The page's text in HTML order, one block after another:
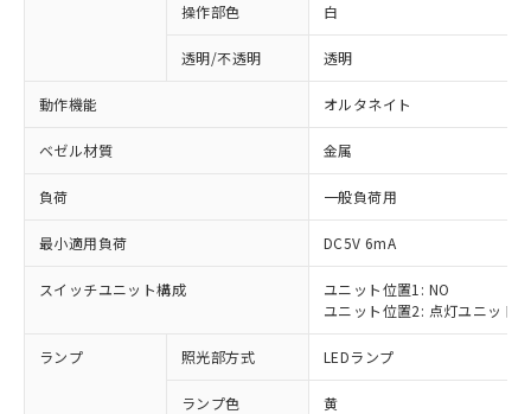
操作部色 白
透明/不透明 透明
動作機能 オルタネイト
ベゼル材質 金属
負荷 一般負荷用
最小適用負荷 DC5V 6mA
スイッチユニット構成
ユニット位置1: NO
ユニット位置2: 点灯ユニット
ランプ 照光部方式 LEDランプ
ランプ色 黄